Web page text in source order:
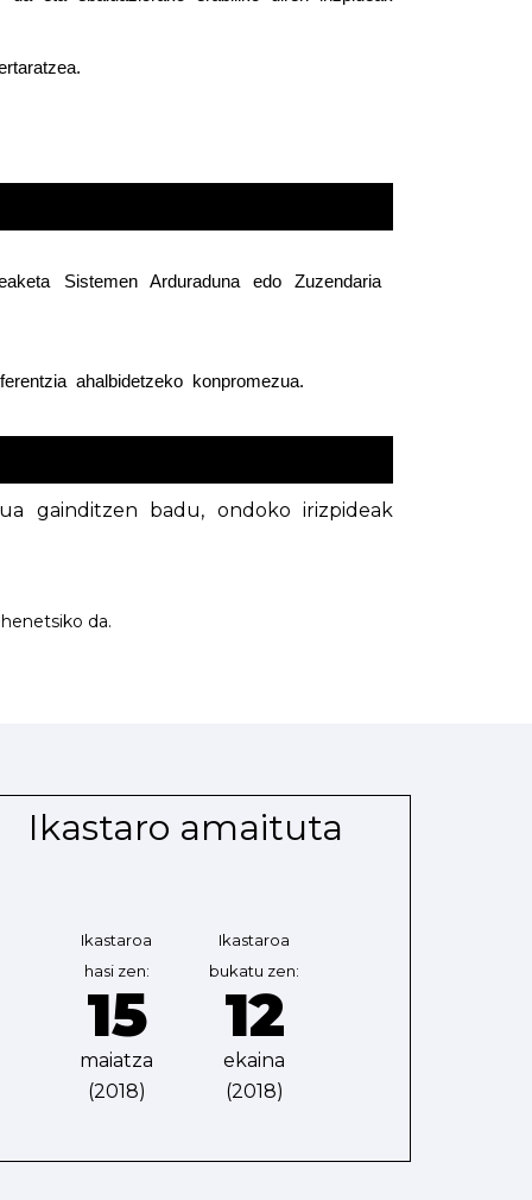
Sistemen  Arduraduna  edo  Zuzendaria
ahalbidetzeko  konpromezua.
gainditzen badu, ondoko irizpideak
da.
Ikastaro amaituta
Ikastaroa
hasi zen:
15
maiatza
(2018)
Ikastaroa
bukatu zen:
12
ekaina
(2018)